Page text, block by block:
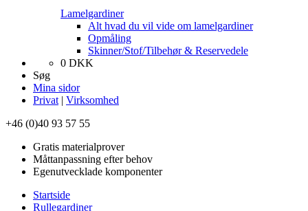
Lamelgardiner
Alt hvad du vil vide om lamelgardiner
Opmåling
Skinner/Stof/Tilbehør & Reservedele
0 DKK
Søg
Mina sidor
Privat | Virksomhed
+46 (0)40 93 57 55
Gratis materialprover
Måttanpassning efter behov
Egenutvecklade komponenter
Startside
Rullegardiner